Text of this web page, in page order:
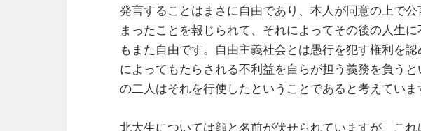
発言することはまさに自由であり、本人が同意の上で
まったことを報じられて、それによってその後の人生
もまた自由です。自由主義社会とは愚行を犯す権利を
によってもたらされる不利益を自らが担う義務を負う
の二人はそれを行使したということであると考えていま
北大生については顔と名前が伏せられていますが、こ